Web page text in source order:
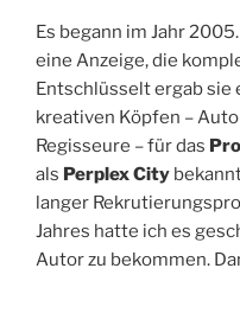
Es begann im Jahr
eine Anzeige, die
Entschlüsselt ergab
kreativen Köpfen –
Regisseure – für das
als Perplex City
langer
Jahres hatte ich es
Autor zu bekommen.